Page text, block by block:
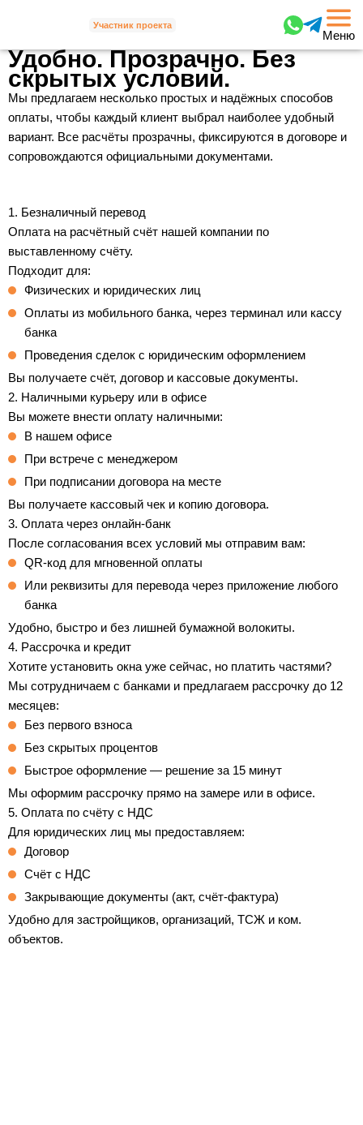
Участник проекта
Меню
Удобно. Прозрачно. Без
скрытых условий.
Мы предлагаем несколько простых и надёжных способов
оплаты, чтобы каждый клиент выбрал наиболее удобный
вариант. Все расчёты прозрачны, фиксируются в договоре и
сопровождаются официальными документами.
1. Безналичный перевод
Оплата на расчётный счёт нашей компании по
выставленному счёту.
Подходит для:
Физических и юридических лиц
Оплаты из мобильного банка, через терминал или кассу
банка
Проведения сделок с юридическим оформлением
Вы получаете счёт, договор и кассовые документы.
2. Наличными курьеру или в офисе
Вы можете внести оплату наличными:
В нашем офисе
При встрече с менеджером
При подписании договора на месте
Вы получаете кассовый чек и копию договора.
3. Оплата через онлайн-банк
После согласования всех условий мы отправим вам:
QR-код для мгновенной оплаты
Или реквизиты для перевода через приложение любого
банка
Удобно, быстро и без лишней бумажной волокиты.
4. Рассрочка и кредит
Хотите установить окна уже сейчас, но платить частями?
Мы сотрудничаем с банками и предлагаем рассрочку до 12
месяцев:
Без первого взноса
Без скрытых процентов
Быстрое оформление — решение за 15 минут
Мы оформим рассрочку прямо на замере или в офисе.
5. Оплата по счёту с НДС
Для юридических лиц мы предоставляем:
Договор
Счёт с НДС
Закрывающие документы (акт, счёт-фактура)
Удобно для застройщиков, организаций, ТСЖ и ком.
объектов.